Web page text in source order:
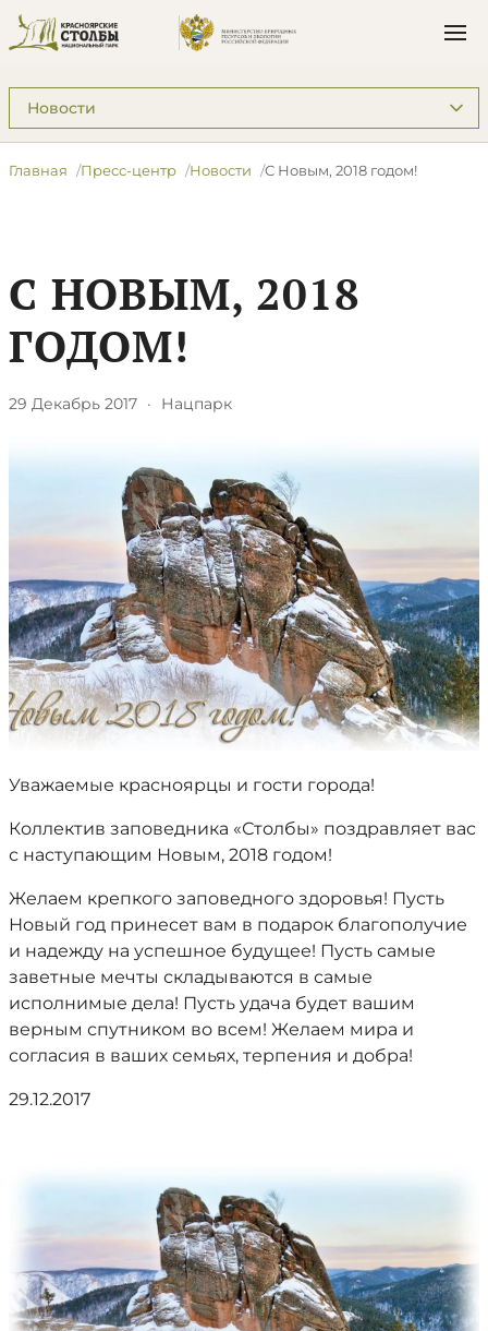
Подразделы: Пресс-центр
Главная Пресс-центр Новости С Новым, 2018 годом!
С НОВЫМ, 2018
ГОДОМ!
29 Декабрь 2017 · Нацпарк
Уважаемые красноярцы и гости города!
Коллектив заповедника «Столбы» поздравляет вас
с наступающим Новым, 2018 годом!
Желаем крепкого заповедного здоровья! Пусть
Новый год принесет вам в подарок благополучие
и надежду на успешное будущее! Пусть самые
заветные мечты складываются в самые
исполнимые дела! Пусть удача будет вашим
верным спутником во всем! Желаем мира и
согласия в ваших семьях, терпения и добра!
29.12.2017